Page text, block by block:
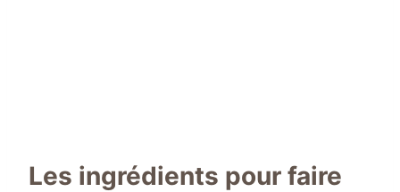
Les ingrédients pour faire